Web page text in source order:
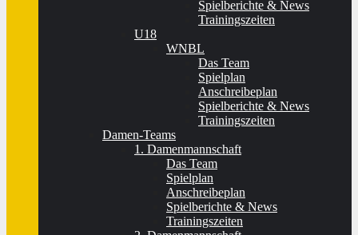
Spielberichte & News
Trainingszeiten
U18
WNBL
Das Team
Spielplan
Anschreibeplan
Spielberichte & News
Trainingszeiten
Damen-Teams
1. Damenmannschaft
Das Team
Spielplan
Anschreibeplan
Spielberichte & News
Trainingszeiten